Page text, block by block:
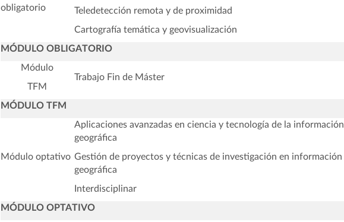
obligatorio
Teledetección remota y de proximidad
Cartografía temática y geovisualización
MÓDULO OBLIGATORIO
Módulo
TFM
Trabajo Fin de Máster
MÓDULO TFM
Módulo optativo
Aplicaciones avanzadas en ciencia y tecnología de la información
geográfica
Gestión de proyectos y técnicas de investigación en información
geográfica
Interdisciplinar
MÓDULO OPTATIVO